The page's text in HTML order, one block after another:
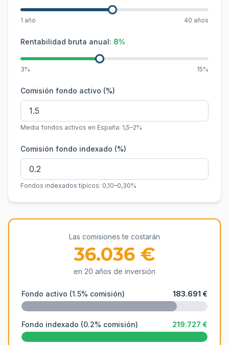
1 año 40 años
Rentabilidad bruta anual: 8%
3% 15%
Comisión fondo activo (%)
Media fondos activos en España: 1,5–2%
Comisión fondo indexado (%)
Fondos indexados típicos: 0,10–0,30%
Las comisiones te costarán
36.036 €
en 20 años de inversión
Fondo activo (1.5% comisión) 183.691 €
Fondo indexado (0.2% comisión) 219.727 €